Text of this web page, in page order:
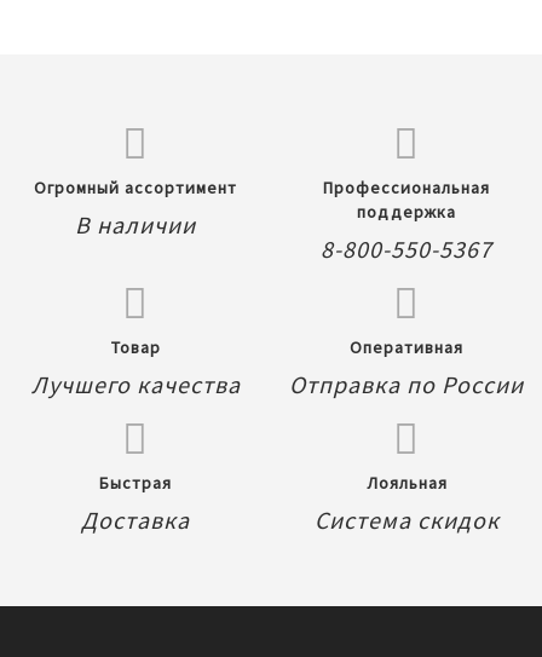
Огромный ассортимент
В наличии
Профессиональная
поддержка
8-800-550-5367
Товар
Лучшего качества
Оперативная
Отправка по России
Быстрая
Доставка
Лояльная
Система скидок